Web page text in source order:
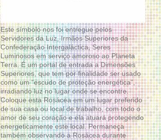
Este símbolo nos foi entregue pelos
Servidores da Luz, Irmãos Superiores da
Confederação Intergaláctica, Seres
Luminosos em serviço amoroso ao Planeta
Terra. É um portal de entrada a Dimensões
Superiores, que tem por finalidade ser usado
como um “escudo de proteção energética”,
irradiando luz no lugar onde se encontre.
Coloque esta Rosácea em um lugar preferido
de sua casa ou local de trabalho, com todo o
amor de seu coração e ela atuará protegendo
energeticamente este local. Permaneça
também observando a Rosácea durante